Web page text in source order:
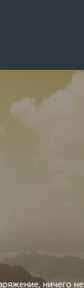
очень доволен